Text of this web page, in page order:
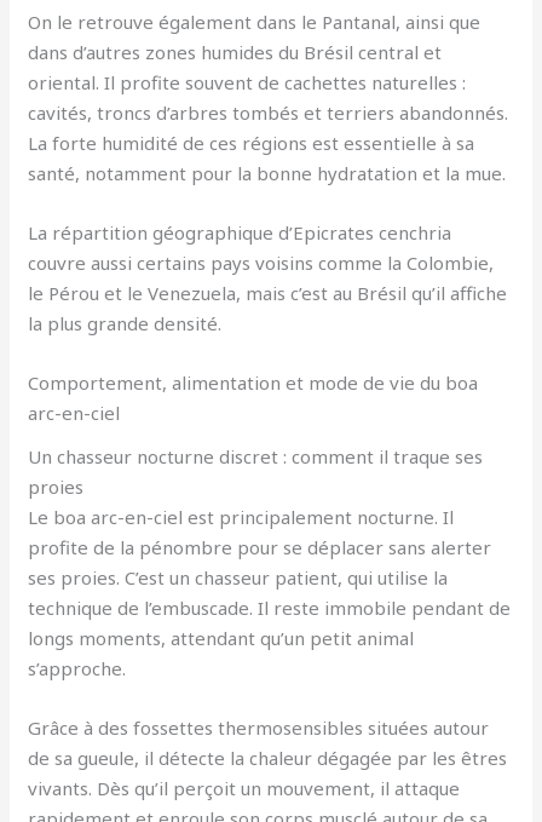
On le retrouve également dans le Pantanal, ainsi que
dans d’autres zones humides du Brésil central et
oriental. Il profite souvent de cachettes naturelles :
cavités, troncs d’arbres tombés et terriers abandonnés.
La forte humidité de ces régions est essentielle à sa
santé, notamment pour la bonne hydratation et la mue.
La répartition géographique d’Epicrates cenchria
couvre aussi certains pays voisins comme la Colombie,
le Pérou et le Venezuela, mais c’est au Brésil qu’il affiche
la plus grande densité.
Comportement, alimentation et mode de vie du boa
arc-en-ciel
Un chasseur nocturne discret : comment il traque ses
proies
Le boa arc-en-ciel est principalement nocturne. Il
profite de la pénombre pour se déplacer sans alerter
ses proies. C’est un chasseur patient, qui utilise la
technique de l’embuscade. Il reste immobile pendant de
longs moments, attendant qu’un petit animal
s’approche.
Grâce à des fossettes thermosensibles situées autour
de sa gueule, il détecte la chaleur dégagée par les êtres
vivants. Dès qu’il perçoit un mouvement, il attaque